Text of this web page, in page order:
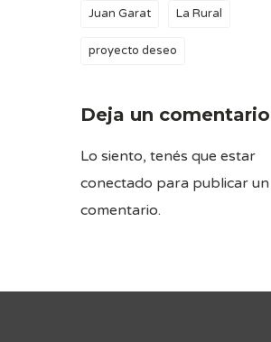
Juan Garat La Rural
proyecto deseo
Deja un comentario
Lo siento, tenés que estar
conectado para publicar un
comentario.